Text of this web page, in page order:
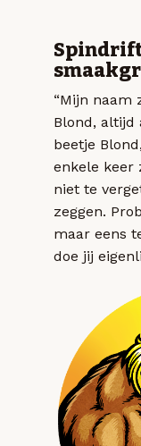
“Mijn naam
Blond, altijd
beetje
enkele keer
niet te
zeggen.
maar eens
doe jij